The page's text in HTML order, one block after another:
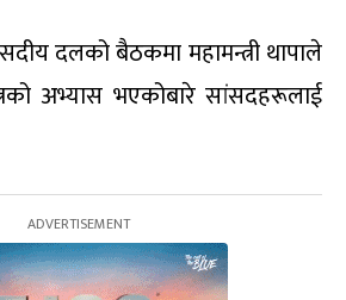
दलको बैठकमा महामन्त्री थापाले
अभ्यास भएकोबारे सांसदहरूलाई